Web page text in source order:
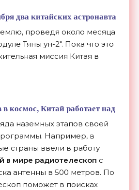
два китайских астронавта
проведя около месяца
Тяньгун-2". Пока что это
миссия Китая в
в космос, Китай работает над
наземных этапов своей
Например, в
страны ввели в работу
в мире радиотелескоп с
антенны в 500 метров. По
поможет в поисках